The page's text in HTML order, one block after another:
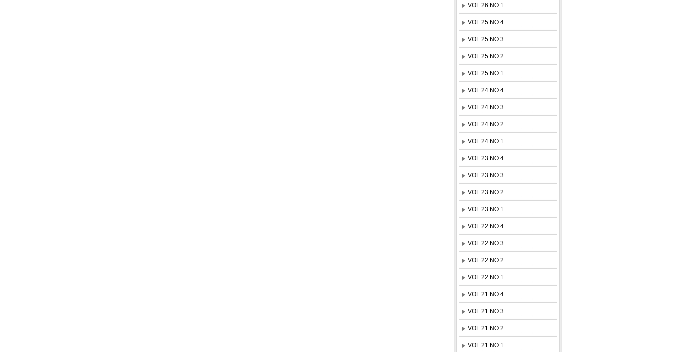
VOL.26 NO.1
VOL.25 NO.4
VOL.25 NO.3
VOL.25 NO.2
VOL.25 NO.1
VOL.24 NO.4
VOL.24 NO.3
VOL.24 NO.2
VOL.24 NO.1
VOL.23 NO.4
VOL.23 NO.3
VOL.23 NO.2
VOL.23 NO.1
VOL.22 NO.4
VOL.22 NO.3
VOL.22 NO.2
VOL.22 NO.1
VOL.21 NO.4
VOL.21 NO.3
VOL.21 NO.2
VOL.21 NO.1